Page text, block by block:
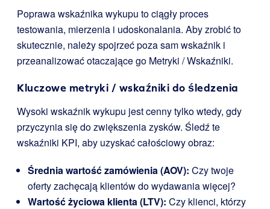
Poprawa wskaźnika wykupu to ciągły proces
testowania, mierzenia i udoskonalania. Aby zrobić to
skutecznie, należy spojrzeć poza sam wskaźnik i
przeanalizować otaczające go Metryki / Wskaźniki.
Kluczowe metryki / wskaźniki do śledzenia
Wysoki wskaźnik wykupu jest cenny tylko wtedy, gdy
przyczynia się do zwiększenia zysków. Śledź te
wskaźniki KPI, aby uzyskać całościowy obraz:
Średnia wartość zamówienia (AOV): Czy twoje
oferty zachęcają klientów do wydawania więcej?
Wartość życiowa klienta (LTV): Czy klienci, którzy